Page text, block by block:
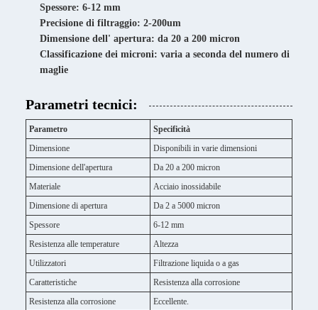
Spessore: 6-12 mm
Precisione di filtraggio: 2-200um
Dimensione dell' apertura: da 20 a 200 micron
Classificazione dei microni: varia a seconda del numero di
maglie
Parametri tecnici:
Parametro
Specificità
Dimensione
Disponibili in varie dimensioni
Dimensione dell'apertura
Da 20 a 200 micron
Materiale
Acciaio inossidabile
Dimensione di apertura
Da 2 a 5000 micron
Spessore
6-12 mm
Resistenza alle temperature
Altezza
Utilizzatori
Filtrazione liquida o a gas
Caratteristiche
Resistenza alla corrosione
Resistenza alla corrosione
Eccellente.